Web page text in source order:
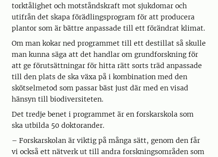
torktålighet och motståndskraft mot sjukdomar och
utifrån det skapa förädlingsprogram för att producera
plantor som är bättre anpassade till ett förändrat klimat.
Om man kokar ned programmet till ett destillat så skulle
man kunna säga att det handlar om grundforskning för
att ge förutsättningar för hitta rätt sorts träd anpassade
till den plats de ska växa på i kombination med den
skötselmetod som passar bäst just där med en visad
hänsyn till biodiversiteten.
Det tredje benet i programmet är en forskarskola som
ska utbilda 50 doktorander.
– Forskarskolan är viktig på många sätt, genom den får
vi också ett nätverk ut till andra forskningsområden som